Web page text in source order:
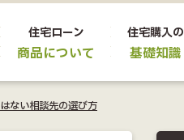
住宅ローン
商品について
住宅購入の
基礎知識
ない相談先の選び方